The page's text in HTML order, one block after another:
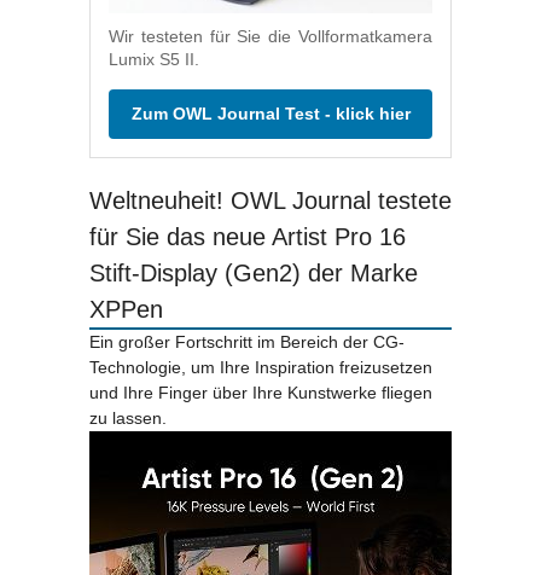
Wir testeten für Sie die Vollformatkamera
Lumix S5 II.
Zum OWL Journal Test - klick hier
Weltneuheit! OWL Journal testete
für Sie das neue Artist Pro 16
Stift-Display (Gen2) der Marke
XPPen
Ein großer Fortschritt im Bereich der CG-
Technologie, um Ihre Inspiration freizusetzen
und Ihre Finger über Ihre Kunstwerke fliegen
zu lassen.